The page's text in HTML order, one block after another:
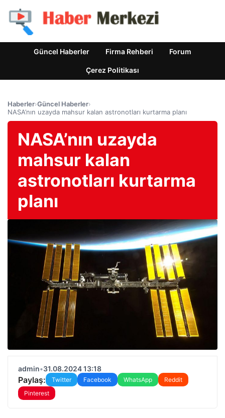
Güncel Haberler Firma Rehberi Forum
Çerez Politikası
Haberler›Güncel Haberler›
NASA’nın uzayda mahsur kalan astronotları kurtarma planı
NASA’nın uzayda
mahsur kalan
astronotları kurtarma
planı
admin•31.08.2024 13:18
Paylaş: Twitter Facebook WhatsApp
Reddit
Pinterest